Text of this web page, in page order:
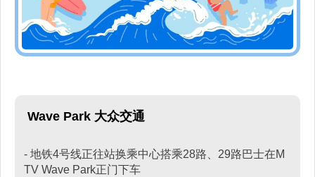
Wave Park 大众交通
- 地铁4号线正往站换乘中心搭乘28路、29路巴士在M
TV Wave Park正门下车